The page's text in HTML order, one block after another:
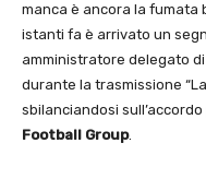
manca è ancora la fumata
istanti fa è arrivato un
amministratore delegato di
durante la trasmissione
sbilanciandosi
Football Group.